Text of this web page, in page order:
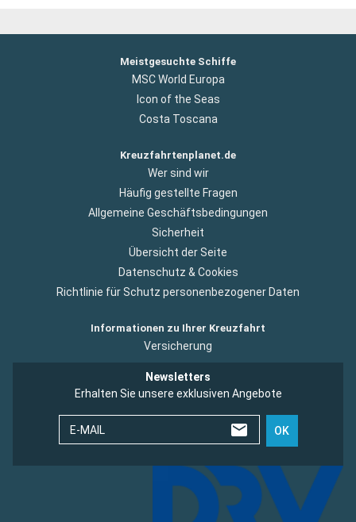
Meistgesuchte Schiffe
MSC World Europa
Icon of the Seas
Costa Toscana
Kreuzfahrtenplanet.de
Wer sind wir
Häufig gestellte Fragen
Allgemeine Geschäftsbedingungen
Sicherheit
Übersicht der Seite
Datenschutz & Cookies
Richtlinie für Schutz personenbezogener Daten
Informationen zu Ihrer Kreuzfahrt
Versicherung
Newsletters
Erhalten Sie unsere exklusiven Angebote
E-MAIL OK